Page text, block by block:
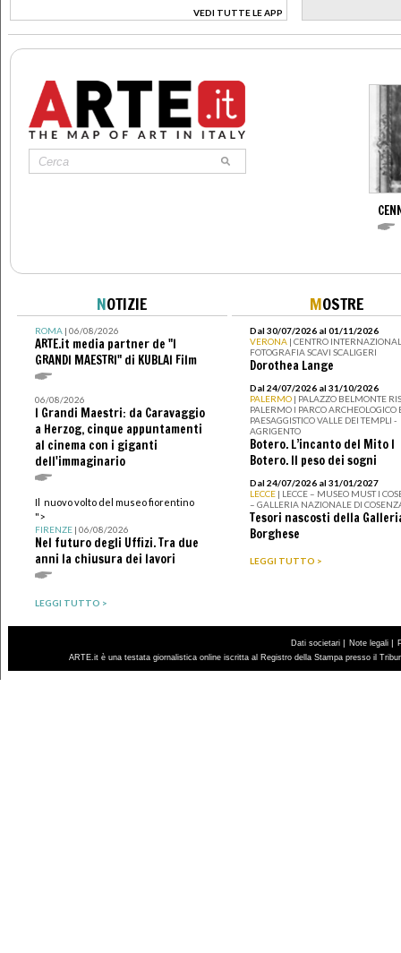
VEDI TUTTE LE APP
>
NOTIZIE
ROMA| 06/08/2026
ARTE.it media partner de "I
GRANDI MAESTRI" di KUBLAI Film
06/08/2026
I Grandi Maestri: da Caravaggio
a Herzog, cinque appuntamenti
al cinema con i giganti
dell'immaginario
Il nuovo volto del museo fiorentino
">
FIRENZE| 06/08/2026
Nel futuro degli Uffizi. Tra due
anni la chiusura dei lavori
LEGGI TUTTO >
MOSTRE
Dal 30/07/2026 al 01/11/2026
VERONA | CENTRO
FOTOGRAFIA SCAVI SCALIGERI
Dorothea Lange
Dal 24/07/2026 al 31/10/2026
PALERMO | PALAZZO BELMONTE
PALERMO I PARCO ARCHEOLOGICO
PAESAGGISTICO VALLE DEI TEMPLI -
AGRIGENTO
Botero. L’incanto del Mito I
Botero. Il peso dei sogni
Dal 24/07/2026 al 31/01/2027
LECCE | LECCE – MUSEO MUST I
– GALLERIA NAZIONALE DI
Tesori nascosti della
Borghese
LEGGI TUTTO >
Dati societari | Note legali |
ARTE.it è una testata giornalistica online iscritta al Registro della Stampa presso il